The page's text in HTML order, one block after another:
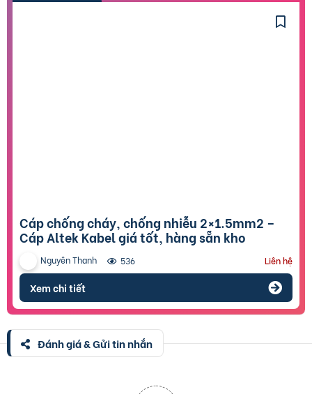
Cáp chống cháy, chống nhiễu 2×1.5mm2 –
Cáp Altek Kabel giá tốt, hàng sẵn kho
Nguyên Thanh 536 Liên hệ
Xem chi tiết
Đánh giá & Gửi tin nhắn